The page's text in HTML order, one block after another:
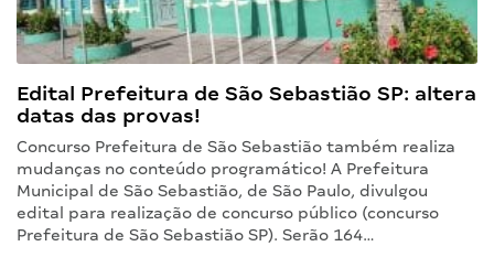
Edital Prefeitura de São Sebastião SP: altera
datas das provas!
Concurso Prefeitura de São Sebastião também realiza
mudanças no conteúdo programático! A Prefeitura
Municipal de São Sebastião, de São Paulo, divulgou
edital para realização de concurso público (concurso
Prefeitura de São Sebastião SP). Serão 164…